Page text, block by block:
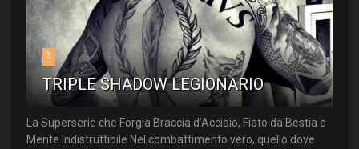
3
TRIPLE SHADOW LEGIONARIO
La Superserie che Forgia Braccia d’Acciaio, Fiato da Bestia e
Mente Indistruttibile Nel combattimento vero, quello dove